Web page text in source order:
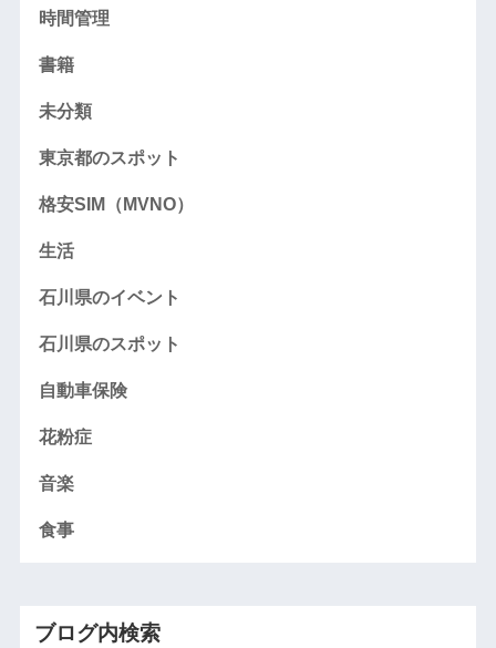
時間管理
書籍
未分類
東京都のスポット
格安SIM（MVNO）
生活
石川県のイベント
石川県のスポット
自動車保険
花粉症
音楽
食事
ブログ内検索